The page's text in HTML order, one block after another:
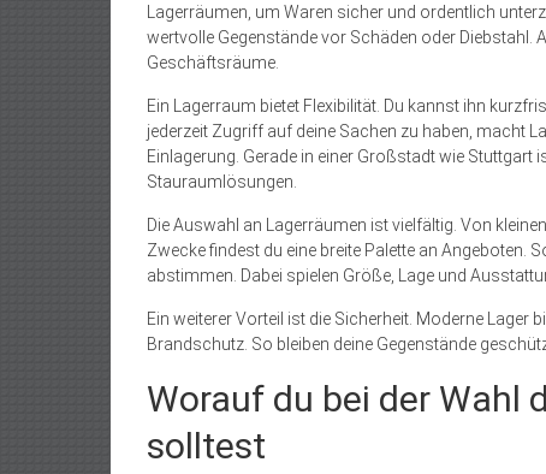
Lagerräumen, um Waren sicher und ordentlich
wertvolle Gegenstände vor Schäden oder Diebstahl.
Geschäftsräume.
Ein Lagerraum bietet Flexibilität. Du kannst ihn
jederzeit Zugriff auf deine Sachen zu haben, macht
Einlagerung. Gerade in einer Großstadt wie Stuttgart
Stauraumlösungen.
Die Auswahl an Lagerräumen ist vielfältig. Von
Zwecke findest du eine breite Palette an Angeboten.
abstimmen. Dabei spielen Größe, Lage und
Ein weiterer Vorteil ist die Sicherheit. Moderne
Brandschutz. So bleiben deine Gegenstände
Worauf du bei der Wahl
solltest